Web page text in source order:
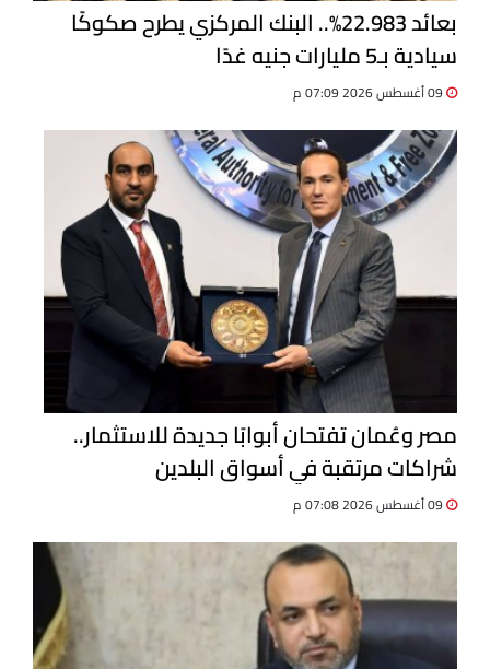
بعائد 22.983%.. البنك المركزي يطرح صكوكًا
سيادية بـ5 مليارات جنيه غدًا
مصر وعُمان تفتحان أبوابًا جديدة للاستثمار..
شراكات مرتقبة في أسواق البلدين